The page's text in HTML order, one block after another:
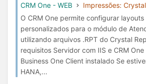
CRM One - WEB
Impressões:
O CRM One permite configurar
personalizados para o módulo de
utilizando arquivos .RPT do Crystal
requisitos Servidor com IIS e CRM One
Business One Client instalado Se
HANA,...